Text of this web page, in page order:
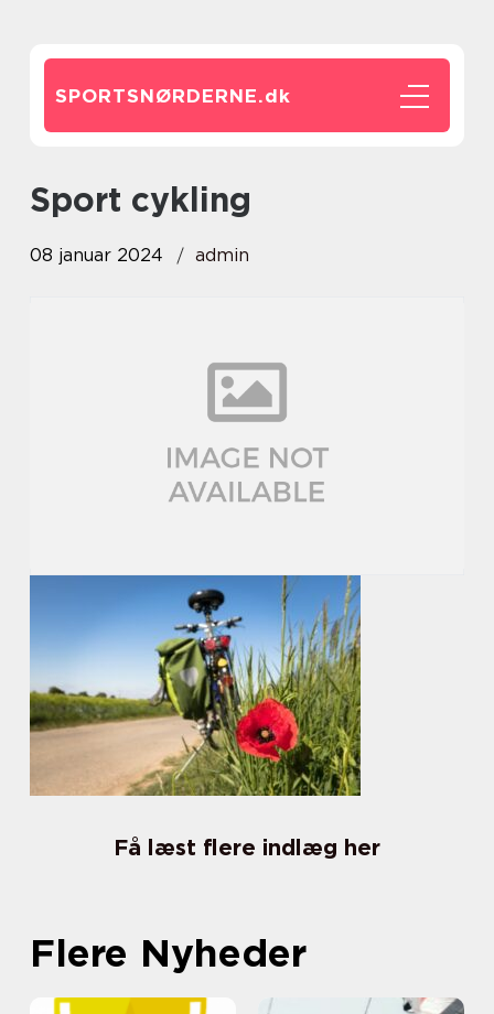
SPORTSNØRDERNE.dk
sport cykling
08 januar 2024 admin
Få læst flere indlæg her
Flere Nyheder